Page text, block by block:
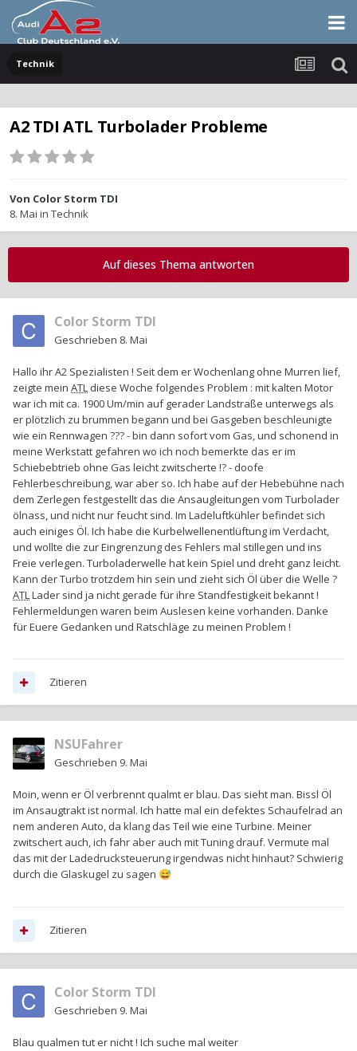
Technik
A2 TDI ATL Turbolader Probleme
Von Color Storm TDI
8. Mai in Technik
Auf dieses Thema antworten
Color Storm TDI
Geschrieben 8. Mai
Hallo ihr A2 Spezialisten ! Seit dem er Wochenlang ohne Murren lief,
zeigte mein ATL diese Woche folgendes Problem : mit kalten Motor
war ich mit ca. 1900 Um/min auf gerader Landstraße unterwegs als
er plötzlich zu brummen begann und bei Gasgeben beschleunigte
wie ein Rennwagen ??? - bin dann sofort vom Gas, und schonend in
meine Werkstatt gefahren wo ich noch bemerkte das er im
Schiebebtrieb ohne Gas leicht zwitscherte !? - doofe
Fehlerbeschreibung, war aber so. Ich habe auf der Hebebühne nach
dem Zerlegen festgestellt das die Ansaugleitungen vom Turbolader
ölnass, und nicht nur feucht sind. Im Ladeluftkühler befindet sich
auch einiges Öl. Ich habe die Kurbelwellenentlüftung im Verdacht,
und wollte die zur Eingrenzung des Fehlers mal stillegen und ins
Freie verlegen. Turboladerwelle hat kein Spiel und dreht ganz leicht.
Kann der Turbo trotzdem hin sein und zieht sich Öl über die Welle ?
ATLLader sind ja nicht gerade für ihre Standfestigkeit bekannt !
Fehlermeldungen waren beim Auslesen keine vorhanden. Danke
für Euere Gedanken und Ratschläge zu meinen Problem !
Zitieren
NSUFahrer
Geschrieben 9. Mai
Moin, wenn er Öl verbrennt qualmt er blau. Das sieht man. Bissl Öl
im Ansaugtrakt ist normal. Ich hatte mal ein defektes Schaufelrad an
nem anderen Auto, da klang das Teil wie eine Turbine. Meiner
zwitschert auch, ich fahr aber auch mit Tuning drauf. Vermute mal
das mit der Ladedrucksteuerung irgendwas nicht hinhaut? Schwierig
durch die Glaskugel zu sagen 😅
Zitieren
Color Storm TDI
Geschrieben 9. Mai
Blau qualmen tut er nicht ! Ich suche mal weiter